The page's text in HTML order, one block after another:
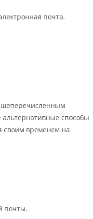
почта.
альтернативные способы
своим временем на
почты.